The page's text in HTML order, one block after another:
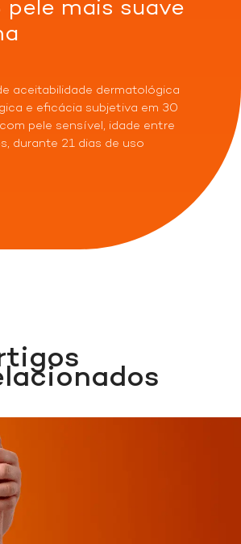
Acessar
Loja
Loja
pele mais suave
aceitabilidade dermatológica
e eficácia subjetiva em 30
pele sensível, idade entre
durante 21 dias de uso